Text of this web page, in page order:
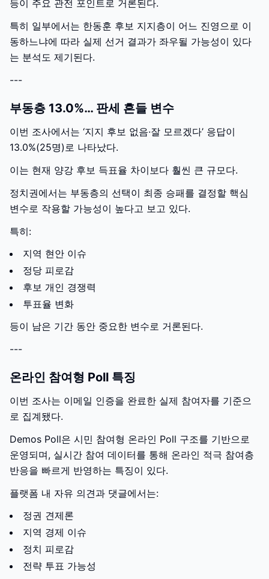
등이 주요 관전 포인트로 거론된다.
특히 일부에서는 한동훈 후보 지지층이 어느 진영으로 이
동하느냐에 따라 실제 선거 결과가 좌우될 가능성이 있다
는 분석도 제기된다.
---
부동층 13.0%… 판세 흔들 변수
이번 조사에서는 ‘지지 후보 없음·잘 모르겠다’ 응답이
13.0%(25명)로 나타났다.
이는 현재 양강 후보 득표율 차이보다 훨씬 큰 규모다.
정치권에서는 부동층의 선택이 최종 승패를 결정할 핵심
변수로 작용할 가능성이 높다고 보고 있다.
특히:
지역 현안 이슈
정당 피로감
후보 개인 경쟁력
투표율 변화
등이 남은 기간 동안 중요한 변수로 거론된다.
---
온라인 참여형 Poll 특징
이번 조사는 이메일 인증을 완료한 실제 참여자를 기준으
로 집계됐다.
Demos Poll은 시민 참여형 온라인 Poll 구조를 기반으로
운영되며, 실시간 참여 데이터를 통해 온라인 적극 참여층
반응을 빠르게 반영하는 특징이 있다.
플랫폼 내 자유 의견과 댓글에서는:
정권 견제론
지역 경제 이슈
정치 피로감
전략 투표 가능성